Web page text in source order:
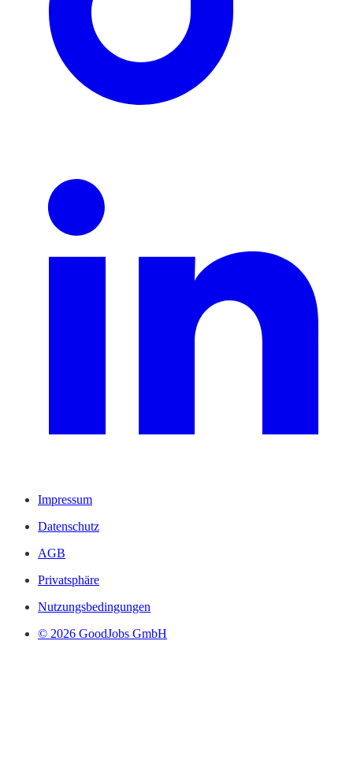
Impressum
Datenschutz
AGB
Privatsphäre
Nutzungsbedingungen
© 2026 GoodJobs GmbH